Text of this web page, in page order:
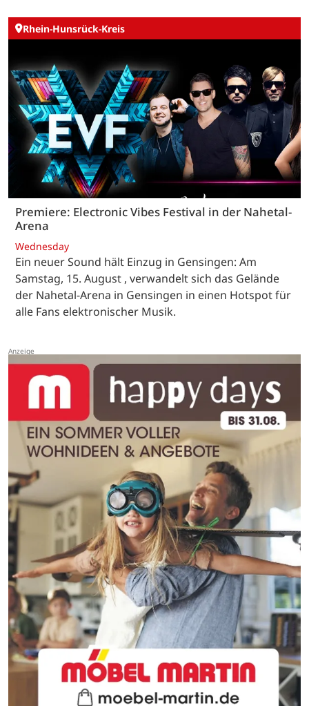
Rhein-Hunsrück-Kreis
Premiere: Electronic Vibes Festival in der Nahetal-
Arena
Wednesday
Ein neuer Sound hält Einzug in Gensingen: Am
Samstag, 15. August , verwandelt sich das Gelände
der Nahetal-Arena in Gensingen in einen Hotspot für
alle Fans elektronischer Musik.